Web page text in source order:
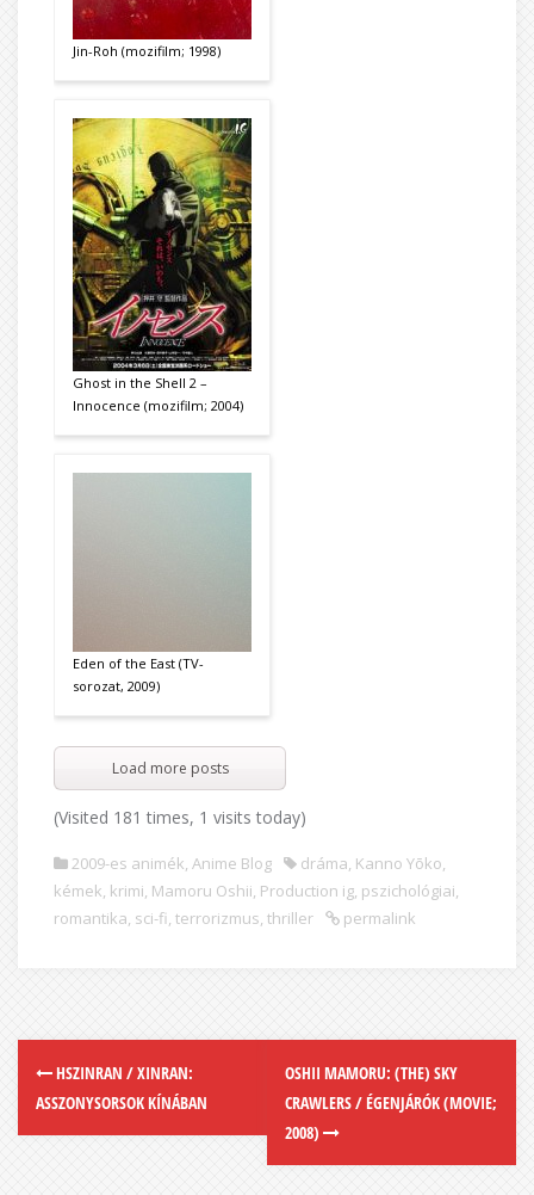
Jin-Roh (mozifilm; 1998)
Ghost in the Shell 2 –
Innocence (mozifilm; 2004)
Eden of the East (TV-
sorozat, 2009)
Load more posts
(Visited 181 times, 1 visits today)
2009-es animék, Anime Blog dráma, Kanno Yōko,
kémek, krimi, Mamoru Oshii, Production ig, pszichológiai,
romantika, sci-fi, terrorizmus, thriller permalink
HSZINRAN / XINRAN:
ASSZONYSORSOK KÍNÁBAN
OSHII MAMORU: (THE) SKY
CRAWLERS / ÉGENJÁRÓK (MOVIE;
2008)